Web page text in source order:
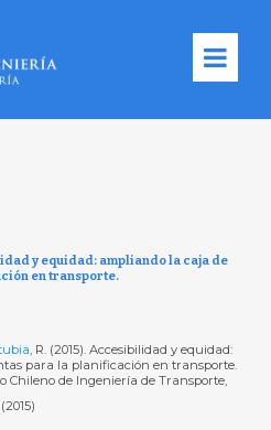
y equidad: ampliando la caja de
en transporte.
, R. (2015). Accesibilidad y equidad:
para la planificación en transporte.
Chileno de Ingeniería de Transporte,